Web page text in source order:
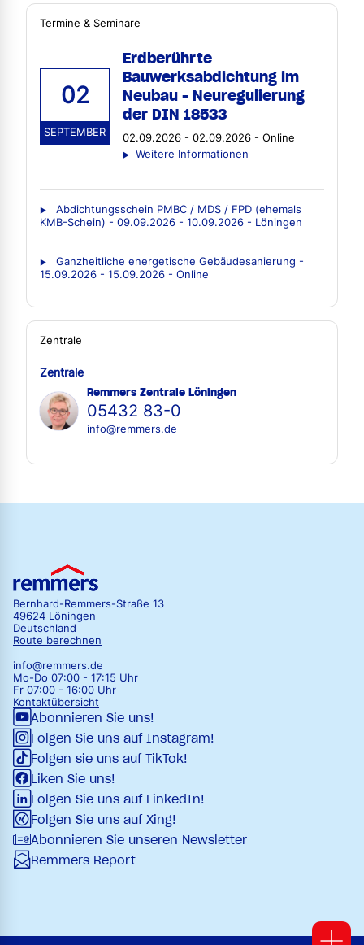
Termine & Seminare
02
SEPTEMBER
Erdberührte
Bauwerksabdichtung im
Neubau - Neuregulierung
der DIN 18533
02.09.2026 - 02.09.2026 - Online
Weitere Informationen
Abdichtungsschein PMBC / MDS / FPD (ehemals
KMB-Schein) - 09.09.2026 - 10.09.2026 - Löningen
Ganzheitliche energetische Gebäudesanierung -
15.09.2026 - 15.09.2026 - Online
Zentrale
Zentrale
Remmers Zentrale Löningen
05432 83-0
info@remmers.de
Bernhard-Remmers-Straße 13
49624 Löningen
Deutschland
Route berechnen
info@remmers.de
Mo-Do 07:00 - 17:15 Uhr
Fr 07:00 - 16:00 Uhr
Kontaktübersicht
Abonnieren Sie uns!
Folgen Sie uns auf Instagram!
Folgen sie uns auf TikTok!
Liken Sie uns!
Folgen Sie uns auf LinkedIn!
Folgen Sie uns auf Xing!
Abonnieren Sie unseren Newsletter
Remmers Report